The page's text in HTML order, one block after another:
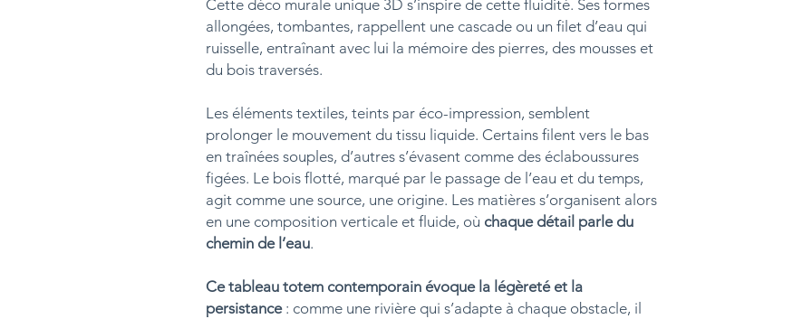
Cette déco murale unique 3D s’inspire de cette fluidité. Ses formes
allongées, tombantes, rappellent une cascade ou un filet d’eau qui
ruisselle, entraînant avec lui la mémoire des pierres, des mousses et
du bois traversés.
Les éléments textiles, teints par éco-impression, semblent
prolonger le mouvement du tissu liquide. Certains filent vers le bas
en traînées souples, d’autres s’évasent comme des éclaboussures
figées. Le bois flotté, marqué par le passage de l’eau et du temps,
agit comme une source, une origine. Les matières s’organisent alors
en une composition verticale et fluide, où chaque détail parle du
chemin de l’eau.
Ce tableau totem contemporain évoque la légèreté et la
persistance: comme une rivière qui s’adapte à chaque obstacle, il